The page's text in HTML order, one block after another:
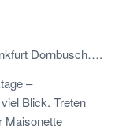
Dornbusch….
–
Blick. Treten
Maisonette